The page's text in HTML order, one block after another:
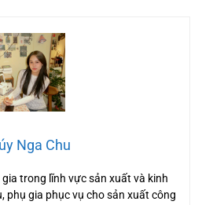
Nga Chu
trong lĩnh vực sản xuất và kinh
phụ gia phục vụ cho sản xuất công